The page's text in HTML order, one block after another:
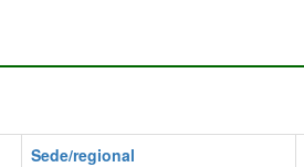
Sede/regional